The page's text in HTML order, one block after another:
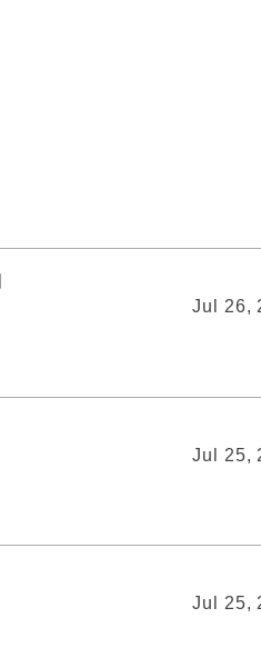
Jul 26,
Jul 25,
Jul 25,